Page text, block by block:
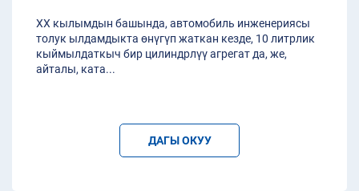
XX кылымдын башында, автомобиль инженериясы
толук ылдамдыкта өнүгүп жаткан кезде, 10 литрлик
кыймылдаткыч бир цилиндрлүү агрегат да, же,
айталы, ката...
ДАГЫ ОКУУ